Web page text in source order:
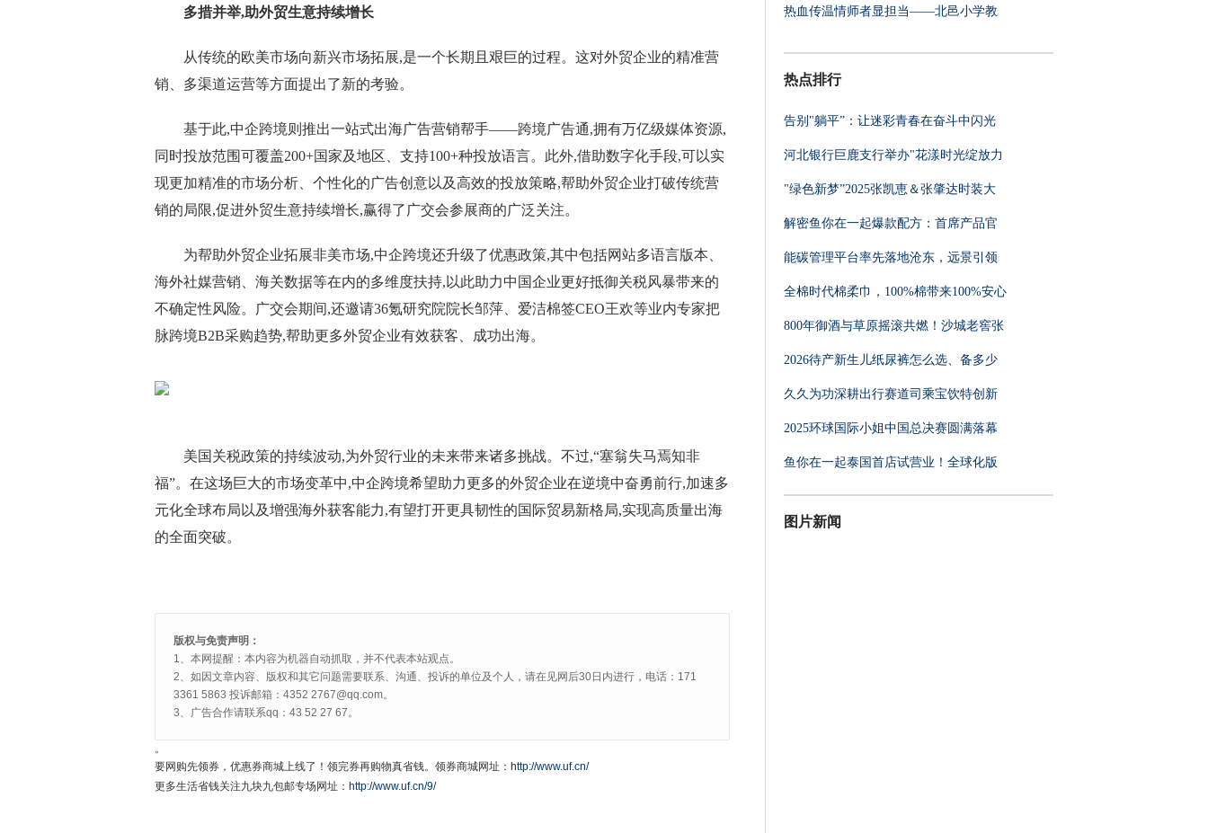
多措并举,助外贸生意持续增长
从传统的欧美市场向新兴市场拓展,是一个长期且艰巨的过程。这对外贸企业的精准营
销、多渠道运营等方面提出了新的考验。
基于此,中企跨境则推出一站式出海广告营销帮手——跨境广告通,拥有万亿级媒体资源,
同时投放范围可覆盖200+国家及地区、支持100+种投放语言。此外,借助数字化手段,可以实
现更加精准的市场分析、个性化的广告创意以及高效的投放策略,帮助外贸企业打破传统营
销的局限,促进外贸生意持续增长,赢得了广交会参展商的广泛关注。
为帮助外贸企业拓展非美市场,中企跨境还升级了优惠政策,其中包括网站多语言版本、
海外社媒营销、海关数据等在内的多维度扶持,以此助力中国企业更好抵御关税风暴带来的
不确定性风险。广交会期间,还邀请36氪研究院院长邹萍、爱洁棉签CEO王欢等业内专家把
脉跨境B2B采购趋势,帮助更多外贸企业有效获客、成功出海。
美国关税政策的持续波动,为外贸行业的未来带来诸多挑战。不过,“塞翁失马焉知非
福”。在这场巨大的市场变革中,中企跨境希望助力更多的外贸企业在逆境中奋勇前行,加速多
元化全球布局以及增强海外获客能力,有望打开更具韧性的国际贸易新格局,实现高质量出海
的全面突破。
版权与免责声明：
1、本网提醒：本内容为机器自动抓取，并不代表本站观点。
2、如因文章内容、版权和其它问题需要联系、沟通、投诉的单位及个人，请在见网后30日内进行，电话：171
3361 5863 投诉邮箱：4352 2767@qq.com。
3、广告合作请联系qq：43 52 27 67。
。
要网购先领券，优惠券商城上线了！领完券再购物真省钱。领券商城网址： http://www.uf.cn/
更多生活省钱关注九块九包邮专场网址： http://www.uf.cn/9/
热血传温情师者显担当——北邑小学教
热点排行
告别"躺平”：让迷彩青春在奋斗中闪光
河北银行巨鹿支行举办"花漾时光绽放力
"绿色新梦”2025张凯恵＆张肇达时装大
解密鱼你在一起爆款配方：首席产品官
能碳管理平台率先落地沧东，远景引领
全棉时代棉柔巾，100%棉带来100%安心
800年御酒与草原摇滚共燃！沙城老窖张
2026待产新生儿纸尿裤怎么选、备多少
久久为功深耕出行赛道司乘宝饮特创新
2025环球国际小姐中国总决赛圆满落幕
鱼你在一起泰国首店试营业！全球化版
图片新闻